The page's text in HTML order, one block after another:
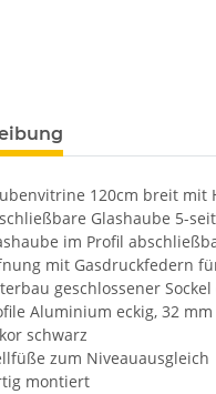
120cm breit mit
Glashaube 5-
im Profil
mit Gasdruckfedern
geschlossener
Aluminium eckig, 32
schwarz
zum Niveauausgleich
montiert